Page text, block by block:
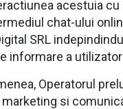
acestuia cu
chat-ului
SRL
informare a
Operatorul
si